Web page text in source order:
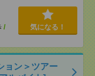
/
気になる！
ョン＞ツアー